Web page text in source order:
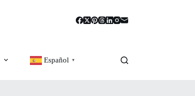
Español ▼